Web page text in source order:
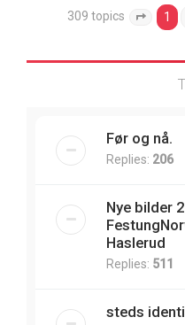
309 topics Page 1
1
Før og nå.
Replies: 206
Nye bilder
Haslerud
Replies: 511
steds